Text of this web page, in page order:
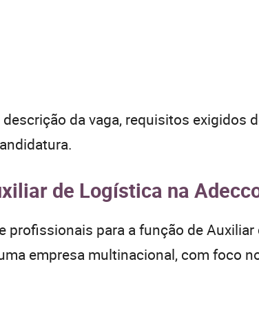
da vaga, requisitos exigidos
de Logística na
profissionais para a função de
empresa multinacional, com foco